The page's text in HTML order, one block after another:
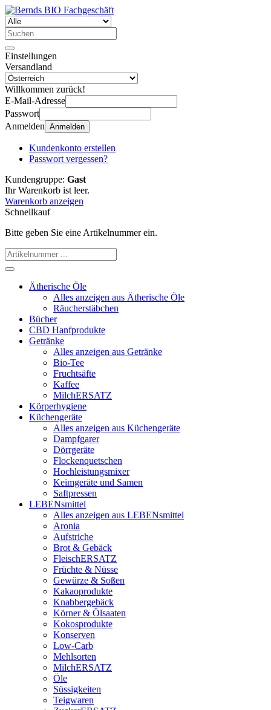
Einstellungen
Versandland
Willkommen zurück!
E-Mail-Adresse
Passwort
Anmelden Anmelden
Kundenkonto erstellen
Passwort vergessen?
Kundengruppe: Gast
Ihr Warenkorb ist leer.
Warenkorb anzeigen
Schnellkauf
Bitte geben Sie eine Artikelnummer ein.
Ätherische Öle
Alles anzeigen aus Ätherische Öle
Räucherstäbchen
Bücher
CBD Hanfprodukte
Getränke
Alles anzeigen aus Getränke
Bio-Tee
Fruchtsäfte
Kaffee
MilchERSATZ
Körperhygiene
Küchengeräte
Alles anzeigen aus Küchengeräte
Dampfgarer
Dörrgeräte
Flockenquetschen
Hochleistungsmixer
Keimgeräte und Samen
Saftpressen
LEBENsmittel
Alles anzeigen aus LEBENsmittel
Aronia
Aufstriche
Brot & Gebäck
FleischERSATZ
Früchte & Nüsse
Gewürze & Soßen
Kakaoprodukte
Knabbergebäck
Körner & Ölsaaten
Kokosprodukte
Konserven
Low-Carb
Mehlsorten
MilchERSATZ
Öle
Süssigkeiten
Teigwaren